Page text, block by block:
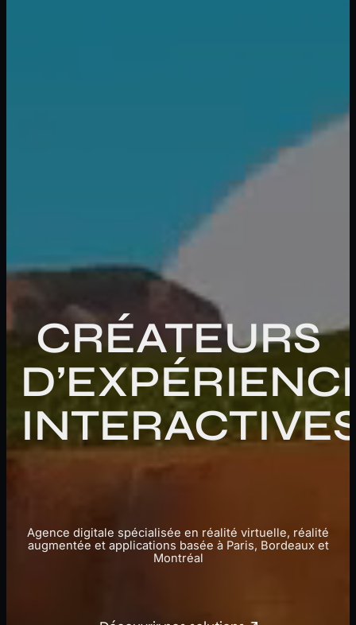
CRÉATEURS
Agence digitale spécialisée en réalité virtuelle, réalité
augmentée et applications basée à Paris, Bordeaux et
Montréal